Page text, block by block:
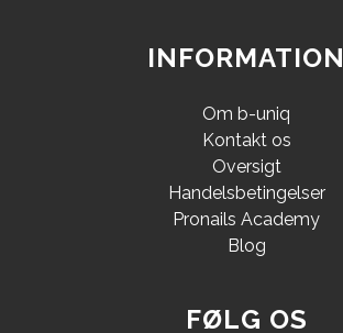
INFORMATION
Om b-uniq
Kontakt os
Oversigt
Handelsbetingelser
Pronails Academy
Blog
FØLG OS